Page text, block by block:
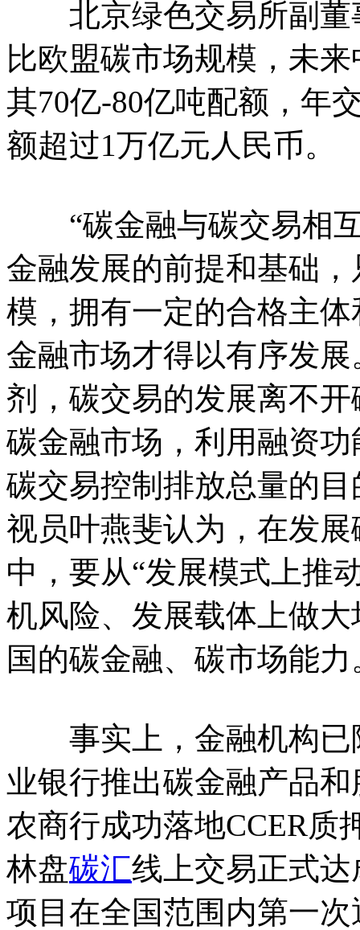
北京绿色交易所副董
比欧盟碳市场规模，未
其70亿-80亿吨配额，年
额超过1万亿元人民币。
“碳金融与碳交易相互
金融发展的前提和基础
模，拥有一定的合格主
金融市场才得以有序发
剂，碳交易的发展离不
碳金融市场，利用融资
碳交易控制排放总量的
视员叶燕斐认为，在发
中，要从“发展模式上推
机风险、发展载体上做
国的碳金融、碳市场能力
事实上，金融机构已
业银行推出碳金融产品
农商行成功落地CCER质
林盘碳汇线上交易正式
项目在全国范围内第一